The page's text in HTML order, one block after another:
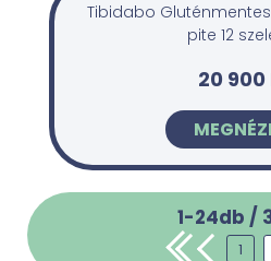
Tibidabo
pite 12
20 900
1-24db /
1